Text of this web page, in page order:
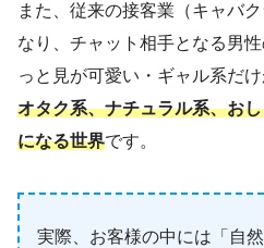
また、従来の接客業（キャバ
なり、チャット相手となる男
っと見が可愛い・ギャル系だ
オタク系、ナチュラル系、お
になる世界です。
実際、お客様の中には「自